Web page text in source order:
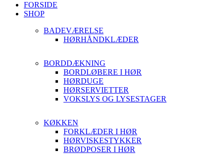
FORSIDE
SHOP
BADEVÆRELSE
HØRHÅNDKLÆDER
BORDDÆKNING
BORDLØBERE I HØR
HØRDUGE
HØRSERVIETTER
VOKSLYS OG LYSESTAGER
KØKKEN
FORKLÆDER I HØR
HØRVISKESTYKKER
BRØDPOSER I HØR